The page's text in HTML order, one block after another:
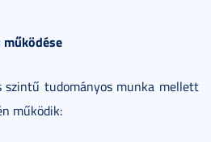
szintű tudományos munka mellett
működik: